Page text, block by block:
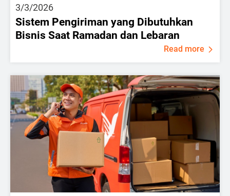
3/3/2026
Sistem Pengiriman yang Dibutuhkan
Bisnis Saat Ramadan dan Lebaran
Read more